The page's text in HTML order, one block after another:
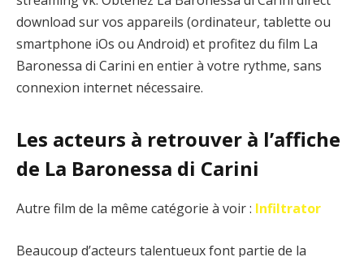
download sur vos appareils (ordinateur, tablette ou
smartphone iOs ou Android) et profitez du film La
Baronessa di Carini en entier à votre rythme, sans
connexion internet nécessaire.
Les acteurs à retrouver à l’affiche
de La Baronessa di Carini
Autre film de la même catégorie à voir : Infiltrator
Beaucoup d’acteurs talentueux font partie de la